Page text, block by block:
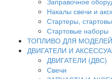
Накалы свечи и
Стартеры,
Стартовые наборы
ТОПЛИВО ДЛЯ МОДЕЛЕЙ
ДВИГАТЕЛИ И
ДВИГАТЕЛИ (ДВС)
Свечи